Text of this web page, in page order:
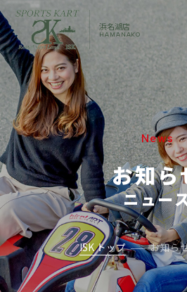
浜名湖店
HAMANAKO
News
お知ら
ニュー
ISK トップ お知ら